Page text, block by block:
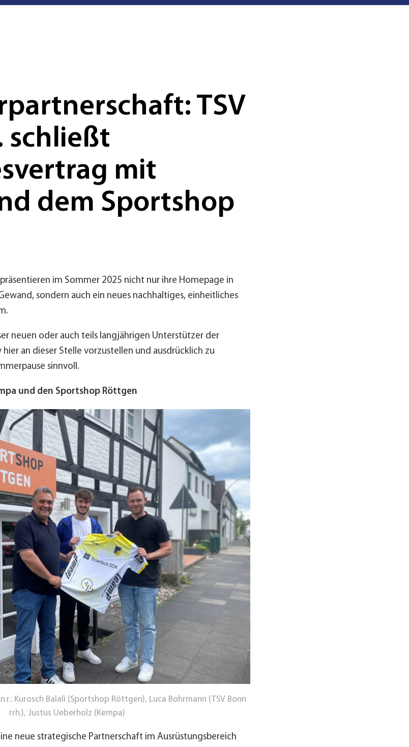
TSV
schließt
mit
dem Sportshop
im Sommer 2025 nicht nur ihre Homepage in
sondern auch ein neues nachhaltiges, einheitliches
neuen oder auch teils langjährigen Unterstützer der
an dieser Stelle vorzustellen und ausdrücklich zu
sinnvoll.
und den Sportshop Röttgen
Kurosch Balali (Sportshop Röttgen), Luca Bohrmann (TSV Bonn
rrh.), Justus Ueberholz (Kempa)
neue strategische Partnerschaft im Ausrüstungsbereich